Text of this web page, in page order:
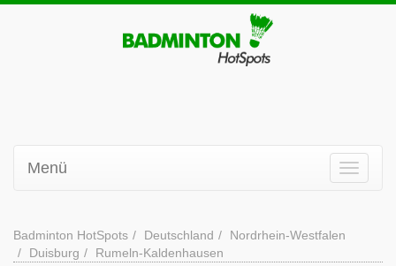
Menü
Badminton HotSpots Deutschland
Nordrhein-Westfalen
Duisburg
Rumeln-Kaldenhausen